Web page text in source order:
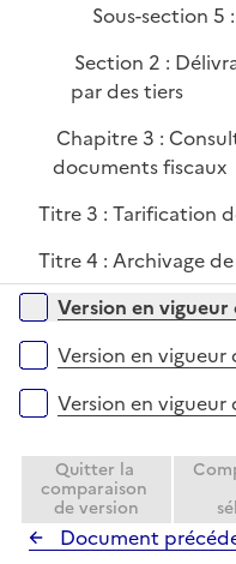
Sous-section 5
Section 2 :
par des tiers
Chapitre 3 :
documents fiscaux
Titre 3 : Tarification
Titre 4 : Archivage
Versions sur la période
Version en
Version en vigueur
Version en vigueur
Quitter la
comparaison
de version
Document